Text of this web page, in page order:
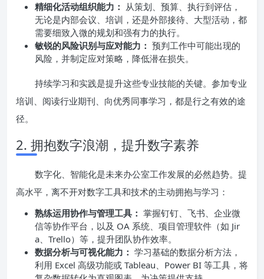
精细化活动组织能力： 从策划、预算、执行到评估，
无论是内部会议、培训，还是外部接待、大型活动，都
需要细致入微的规划和强有力的执行。
敏锐的风险识别与应对能力： 预判工作中可能出现的
风险，并制定应对策略，降低潜在损失。
持续学习和实践是提升这些专业技能的关键。参加专业
培训、阅读行业期刊、向优秀同事学习，都是行之有效的途
径。
2. 拥抱数字浪潮，提升数字素养
数字化、智能化是未来办公室工作发展的必然趋势。提
高水平，离不开对数字工具和技术的主动拥抱与学习：
熟练运用协作与管理工具： 掌握钉钉、飞书、企业微
信等协作平台，以及 OA 系统、项目管理软件（如 Jir
a、Trello）等，提升团队协作效率。
数据分析与可视化能力： 学习基础的数据分析方法，
利用 Excel 高级功能或 Tableau、Power BI 等工具，将